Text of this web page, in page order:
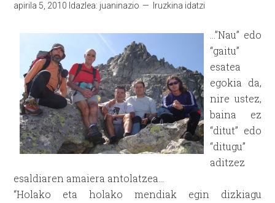
apirila 5, 2010 Idazlea: juaninazio Iruzkina idatzi
…”Nau” edo
“gaitu”
esatea
egokia da,
nire ustez,
baina ez
“ditut” edo
“ditugu”
aditzez
esaldiaren amaiera antolatzea…
“Holako eta holako mendiak egin dizkiagu